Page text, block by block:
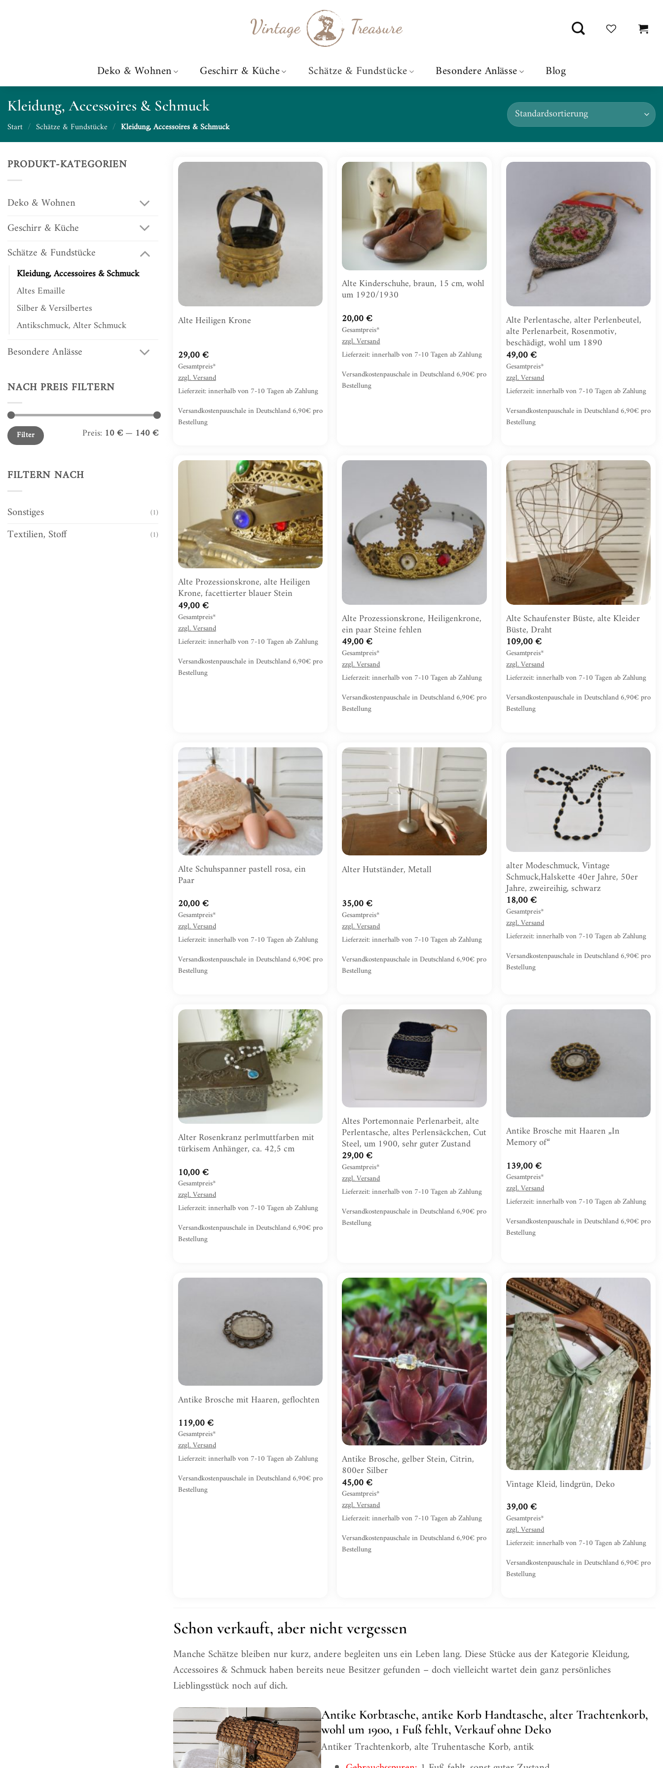
Deko & Wohnen Geschirr & Küche Schätze & Fundstücke Besondere Anlässe Blog
Kleidung, Accessoires & Schmuck
Start / Schätze & Fundstücke / Kleidung, Accessoires & Schmuck
PRODUKT-KATEGORIEN
Deko & Wohnen
Geschirr & Küche
Schätze & Fundstücke
Kleidung, Accessoires & Schmuck
Altes Emaille
Silber & Versilbertes
Antikschmuck, Alter Schmuck
Besondere Anlässe
NACH PREIS FILTERN
Min.
Preis
Max.
PreisFilter Preis: 10 €— 140 €
FILTERN NACH
Sonstiges (1)
Textilien, Stoff (1)
hinzufügen
Alte Heiligen Krone
29,00€
Gesamtpreis*
zzgl.Versand
Lieferzeit: innerhalb von 7-10 Tagen ab Zahlung
Versandkostenpauschale in Deutschland 6,90€ pro
Bestellung
Wunschliste
hinzufügen
Alte Kinderschuhe, braun, 15 cm, wohl
um 1920/1930
20,00€
Gesamtpreis*
zzgl.Versand
Lieferzeit: innerhalb von 7-10 Tagen ab Zahlung
Versandkostenpauschale in Deutschland 6,90€ pro
Bestellung
Zur
Wunschliste
hinzufügen
Alte Perlentasche, alter Perlenbeutel,
alte Perlenarbeit, Rosenmotiv,
beschädigt, wohl um 1890
49,00€
Gesamtpreis*
zzgl.Versand
Lieferzeit: innerhalb von 7-10 Tagen ab Zahlung
Versandkostenpauschale in Deutschland 6,90€ pro
Bestellung
Zur
Wunschliste
hinzufügen
Alte Prozessionskrone, alte Heiligen
Krone, facettierter blauer Stein
49,00€
Gesamtpreis*
zzgl.Versand
Lieferzeit: innerhalb von 7-10 Tagen ab Zahlung
Versandkostenpauschale in Deutschland 6,90€ pro
Bestellung
Wunschliste
hinzufügen
Alte Prozessionskrone, Heiligenkrone,
ein paar Steine fehlen
49,00€
Gesamtpreis*
zzgl.Versand
Lieferzeit: innerhalb von 7-10 Tagen ab Zahlung
Versandkostenpauschale in Deutschland 6,90€ pro
Bestellung
Zur
Wunschliste
hinzufügen
Alte Schaufenster Büste, alte Kleider
Büste, Draht
109,00€
Gesamtpreis*
zzgl.Versand
Lieferzeit: innerhalb von 7-10 Tagen ab Zahlung
Versandkostenpauschale in Deutschland 6,90€ pro
Bestellung
Zur
Wunschliste
hinzufügen
Alte Schuhspanner pastell rosa, ein
Paar
20,00€
Gesamtpreis*
zzgl.Versand
Lieferzeit: innerhalb von 7-10 Tagen ab Zahlung
Versandkostenpauschale in Deutschland 6,90€ pro
Bestellung
Zur
Wunschliste
hinzufügen
Alter Hutständer, Metall
35,00€
Gesamtpreis*
zzgl.Versand
Lieferzeit: innerhalb von 7-10 Tagen ab Zahlung
Versandkostenpauschale in Deutschland 6,90€ pro
Bestellung
alter Modeschmuck, Vintage
Schmuck,Halskette 40er Jahre, 50er
Jahre, zweireihig, schwarz
18,00€
Gesamtpreis*
zzgl.Versand
Lieferzeit: innerhalb von 7-10 Tagen ab Zahlung
Versandkostenpauschale in Deutschland 6,90€ pro
Bestellung
Zur
Wunschliste
hinzufügen
Alter Rosenkranz perlmuttfarben mit
türkisem Anhänger, ca. 42,5 cm
10,00€
Gesamtpreis*
zzgl.Versand
Lieferzeit: innerhalb von 7-10 Tagen ab Zahlung
Versandkostenpauschale in Deutschland 6,90€ pro
Bestellung
Wunschliste
Altes Portemonnaie Perlenarbeit, alte
Perlentasche, altes Perlensäckchen, Cut
Steel, um 1900, sehr guter Zustand
29,00€
Gesamtpreis*
zzgl.Versand
Lieferzeit: innerhalb von 7-10 Tagen ab Zahlung
Versandkostenpauschale in Deutschland 6,90€ pro
Bestellung
Antike Brosche mit Haaren „In
Memory of“
139,00€
Gesamtpreis*
zzgl.Versand
Lieferzeit: innerhalb von 7-10 Tagen ab Zahlung
Versandkostenpauschale in Deutschland 6,90€ pro
Bestellung
Antike Brosche mit Haaren, geflochten
119,00€
Gesamtpreis*
zzgl.Versand
Lieferzeit: innerhalb von 7-10 Tagen ab Zahlung
Versandkostenpauschale in Deutschland 6,90€ pro
Bestellung
Zur
Wunschliste
hinzufügen
Antike Brosche, gelber Stein, Citrin,
800er Silber
45,00€
Gesamtpreis*
zzgl.Versand
Lieferzeit: innerhalb von 7-10 Tagen ab Zahlung
Versandkostenpauschale in Deutschland 6,90€ pro
Bestellung
Zur
Wunschliste
hinzufügen
Vintage Kleid, lindgrün, Deko
39,00€
Gesamtpreis*
zzgl.Versand
Lieferzeit: innerhalb von 7-10 Tagen ab Zahlung
Versandkostenpauschale in Deutschland 6,90€ pro
Bestellung
Schon verkauft, aber nicht vergessen
Manche Schätze bleiben nur kurz, andere begleiten uns ein Leben lang. Diese Stücke aus der Kategorie Kleidung,
Accessoires & Schmuck haben bereits neue Besitzer gefunden – doch vielleicht wartet dein ganz persönliches
Lieblingsstück noch auf dich.
Antike Korbtasche, antike Korb Handtasche, alter Trachtenkorb,
wohl um 1900, 1 Fuß fehlt, Verkauf ohne Deko
Antiker Trachtenkorb, alte Truhentasche Korb, antik